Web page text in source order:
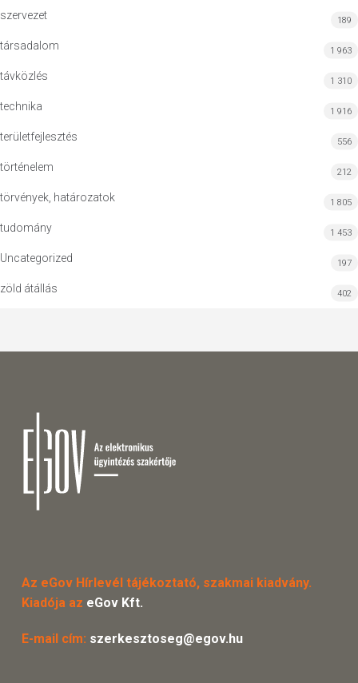
szervezet 189
társadalom 1 963
távközlés 1 310
technika 1 916
területfejlesztés 556
történelem 212
törvények, határozatok 1 805
tudomány 1 453
Uncategorized 197
zöld átállás 402
Az eGov Hírlevél tájékoztató, szakmai kiadvány.
Kiadója az eGov Kft.
E-mail cím: szerkesztoseg@egov.hu